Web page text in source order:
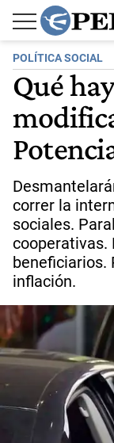
POLÍTICA SOCIAL
Qué
correr la
sociales.
cooperativas.
beneficiarios.
inflación.